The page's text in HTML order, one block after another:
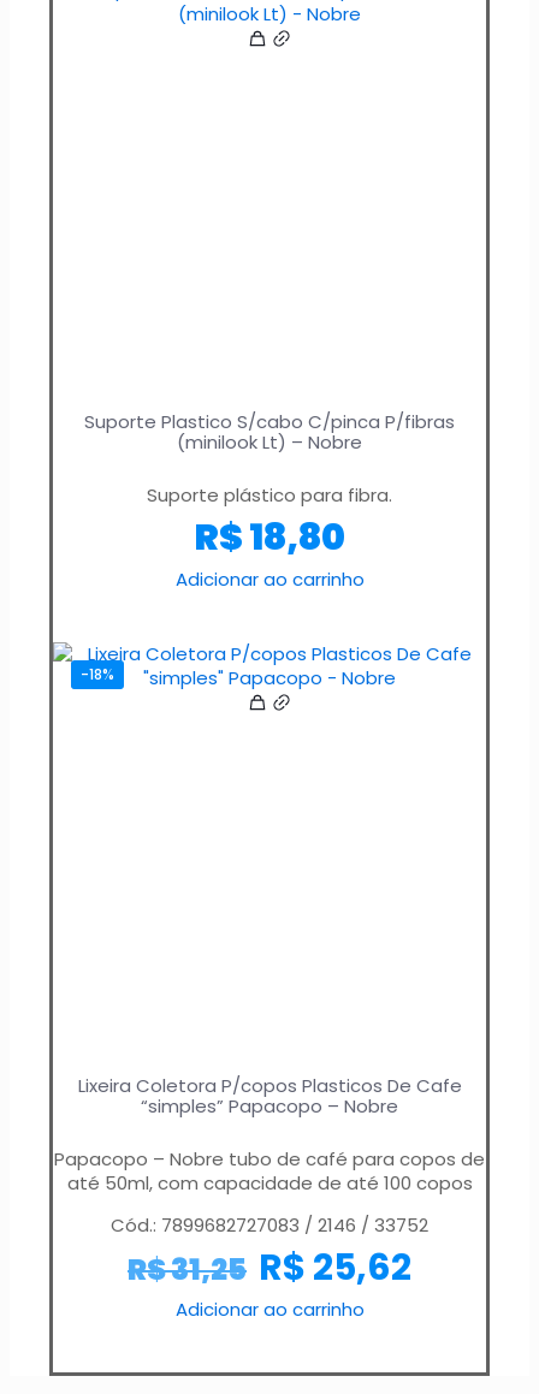
Suporte Plastico S/cabo C/pinca P/fibras
(minilook Lt) – Nobre
Suporte plástico para fibra.
R$18,80
Adicionar ao carrinho
-18%
Lixeira Coletora P/copos Plasticos De Cafe
“simples” Papacopo – Nobre
Papacopo – Nobre tubo de café para copos de
até 50ml, com capacidade de até 100 copos
Cód.: 7899682727083 / 2146 / 33752
R$31,25 R$25,62
Adicionar ao carrinho